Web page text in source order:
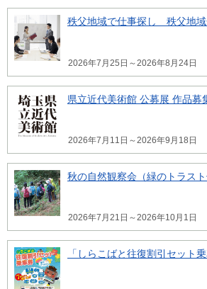
秩父地域で仕事探し 秩父地
2026年7月25日～2026年8月24日
県立近代美術館 公募展 作品募
2026年7月11日～2026年9月18日
秋の自然観察会（緑のトラスト
2026年7月21日～2026年10月1日
「しらこばと往復割引セット